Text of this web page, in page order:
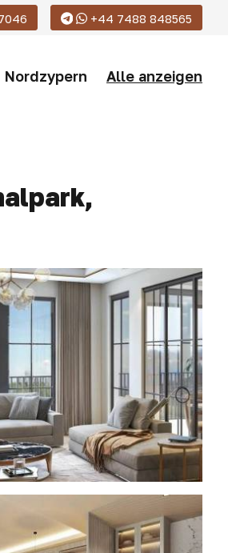
+44 7488 848565
Nordzypern Alle anzeigen